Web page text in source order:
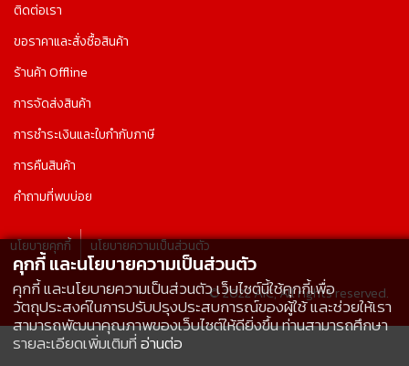
ติดต่อเรา
ขอราคาและสั่งซื้อสินค้า
ร้านค้า Offline
การจัดส่งสินค้า
การชำระเงินและใบกำกับภาษี
การคืนสินค้า
คำถามที่พบบ่อย
นโยบายคุกกี้ นโยบายความเป็นส่วนตัว
© 2022 AIC, All rights reserved.
คุกกี้ และนโยบายความเป็นส่วนตัว
คุกกี้ และนโยบายความเป็นส่วนตัว เว็บไซต์นี้ใช้คุกกี้เพื่อ
วัตถุประสงค์ในการปรับปรุงประสบการณ์ของผู้ใช้ และช่วยให้เรา
สามารถพัฒนาคุณภาพของเว็บไซต์ให้ดียิ่งขึ้น ท่านสามารถศึกษา
รายละเอียดเพิ่มเติมที่อ่านต่อ